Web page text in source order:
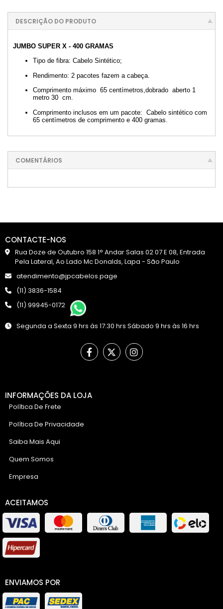
DESCRIÇÃO DO PRODUTO
JUMBO SUPER X - 400 GRAMAS
Tipo de fibra: Cabelo Sintético;
Rendimento: 2 pacotes fazem a cabeça.
Comprimento máximo 65 centímetros,dobrado aberto 1
metro 30 cm.
Comprimento inclusos em um pacote: Cabelo sintético com
65 centímetros de comprimento e 400 gramas.
COMENTÁRIOS
CONTACTE-NOS
Rua Doze de Outubro 158 1° Andar Salas 02 07 E 08, Entrada
Pela Lateral, Ao Lado Mc Donalds, Lapa - São Paulo
atendimento@jpcabelos.page
(11) 3836-1584
(11) 99945-0172
Segunda a Sexta 9 hrs às 17:30 hrs Sábado 9 hrs às 16 hrs
INFORMAÇÕES DA LOJA
Política De Frete
Política De Privacidade
Saiba Mais Aqui
Quem Somos
Empresa
ACEITAMOS
ENVIAMOS POR